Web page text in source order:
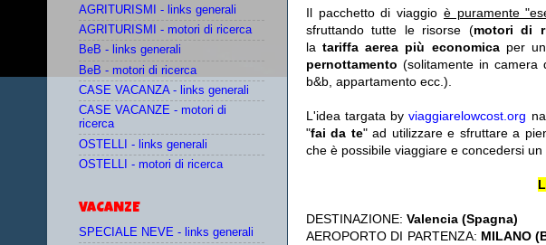
Il pacchetto di viaggio è puramente
sfruttando tutte le risorse (motori di
la tariffa aerea più economicaper
pernottamento (solitamente in
b&b, appartamento ecc.).
L'idea targata byviaggiarelowcost.org
"fai da te" ad utilizzare e sfruttare a
che è possibile viaggiare e concedersi
DESTINAZIONE: Valencia (Spagna)
AEROPORTO DI PARTENZA: MILANO
AGRITURISMI - links generali
AGRITURISMI - motori di ricerca
BeB - links generali
BeB - motori di ricerca
CASE VACANZA - links generali
CASE VACANZE - motori di
ricerca
OSTELLI - links generali
OSTELLI - motori di ricerca
VACANZE
SPECIALE NEVE - links generali